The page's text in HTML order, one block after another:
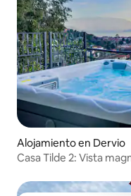
Alojamiento en Dervio
Casa Tilde 2: Vista